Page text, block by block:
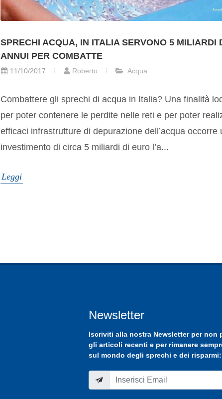
SPRECHI ACQUA, IN ITALIA SERVONO 5 MILIARDI
ANNUI PER COMBATTE
11/10/2017 Roberto Acqua
Combattere gli sprechi di acqua in Italia? Una finalità
per poter contenere le perdite nelle reti e per poter
efficaci infrastrutture di depurazione dell’acqua occorre
investimento di circa 5 miliardi di euro l’a...
Leggi
Newsletter
Iscriviti alla nostra Newsletterper non
gli articoli recenti e per rimanere
sul mondo degli sprechi e dei risparmi: